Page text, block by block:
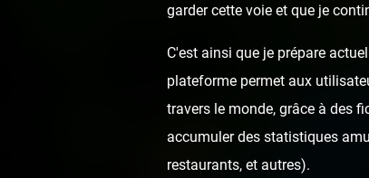
garder cette voie et que je
C'est ainsi que je prépare
plateforme permet aux
travers le monde, grâce à des
accumuler des statistiques
restaurants, et autres).